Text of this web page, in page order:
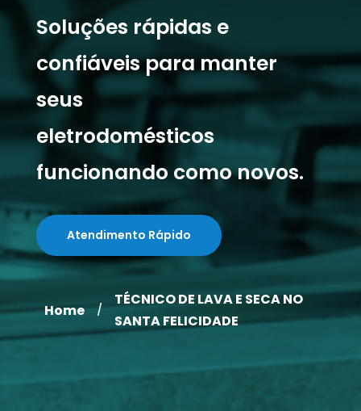
Soluções rápidas e
confiáveis para manter
seus
eletrodomésticos
funcionando como novos.
Atendimento Rápido
Home /
TÉCNICO DE LAVA E SECA NO
SANTA FELICIDADE